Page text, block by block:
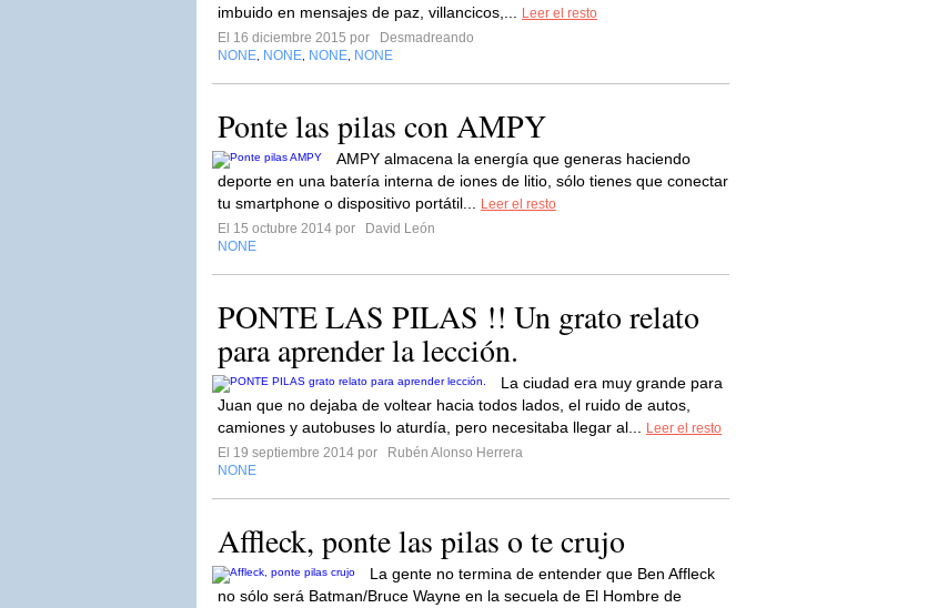
imbuido en mensajes de paz, villancicos,...
Leer el resto
El 16 diciembre 2015 por
Desmadreando
NONE NONE NONE NONE
Ponte las pilas con AMPY
AMPY almacena la energía que generas haciendo
deporte en una batería interna de iones de litio, sólo tienes que conectar
tu smartphone o dispositivo portátil...
Leer el resto
El 15 octubre 2014 por
David León
NONE
PONTE LAS PILAS !! Un grato relato
para aprender la lección.
La ciudad era muy grande para
Juan que no dejaba de voltear hacia todos lados, el ruido de autos,
camiones y autobuses lo aturdía, pero necesitaba llegar al...
Leer el resto
El 19 septiembre 2014 por
Rubén Alonso Herrera
NONE
Affleck, ponte las pilas o te crujo
La gente no termina de entender que Ben Affleck
no sólo será Batman/Bruce Wayne en la secuela de El Hombre de